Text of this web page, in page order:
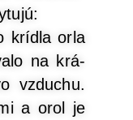
orla
na krá­
vzdu­chu.
a orol je